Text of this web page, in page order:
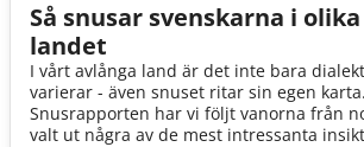
Så snusar svenskarna i
landet
I vårt avlånga land är det inte bara
varierar - även snuset ritar sin egen
Snusrapporten har vi följt vanorna från
valt ut några av de mest intressanta